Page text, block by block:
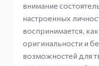
внимание
настроенных
воспринимается,
оригинальности и
возможностей для